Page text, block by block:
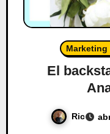
Marketing
El
Ric